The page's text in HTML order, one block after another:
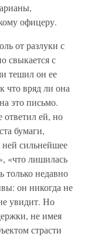
офицеру.
от разлуки с
свыкается с
тешил он ее
что вряд ли она
это письмо.
ей, но
бумаги,
сильнейшее
«что лишилась
только недавно
он никогда не
увидит. Но
не имея
страсти